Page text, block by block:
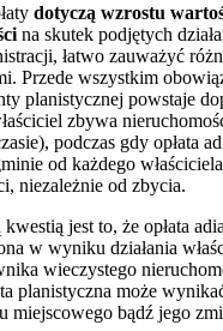
dotyczą wzrostu
na skutek podjętych
łatwo zauważyć
Przede wszystkim
planistycznej powstaje
zbywa
podczas gdy opłata
od każdego właściciela
niezależnie od zbycia.
jest to, że opłata
w wyniku działania
wieczystego
planistyczna może
miejscowego bądź jego